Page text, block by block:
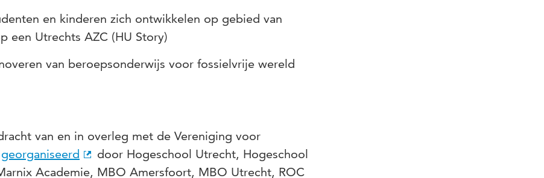
en kinderen zich ontwikkelen op gebied van
een Utrechts AZC (HU Story)
van beroepsonderwijs voor fossielvrije wereld
van en in overleg met de Vereniging voor
georganiseerd
door Hogeschool Utrecht, Hogeschool
Academie, MBO Amersfoort, MBO Utrecht, ROC